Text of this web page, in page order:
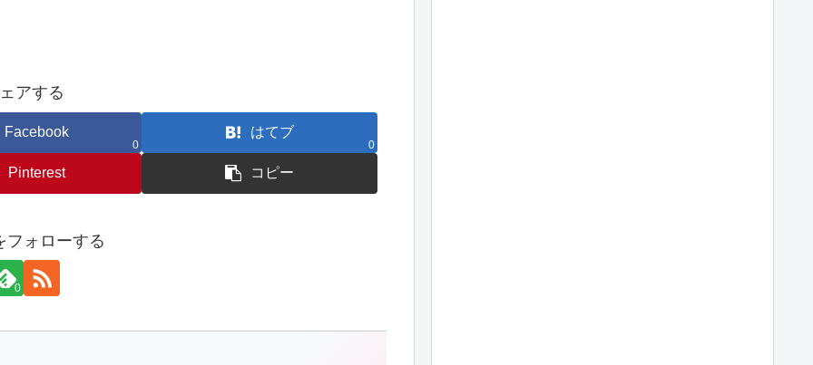
アする
Facebook
0
はてブ
0
Pinterest コピー
フォローする
0